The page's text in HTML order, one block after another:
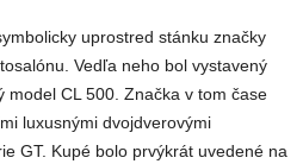
uprostred stánku značky
Vedľa neho bol vystavený
model CL 500. Značka v tom čase
luxusnými dvojdverovými
GT. Kupé bolo prvýkrát uvedené na